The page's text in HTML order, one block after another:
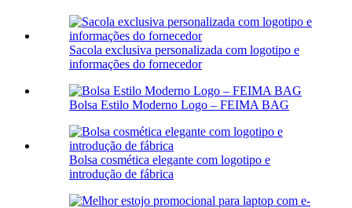
Sacola exclusiva personalizada com logotipo e
informações do fornecedor
Bolsa Estilo Moderno Logo – FEIMA BAG
Bolsa cosmética elegante com logotipo e
introdução de fábrica